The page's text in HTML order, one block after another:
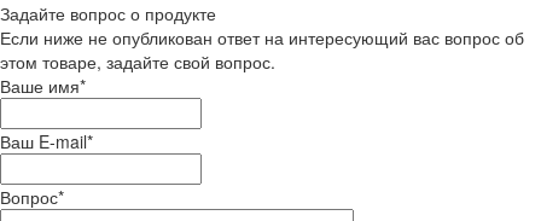
Задайте вопрос о продукте
Если ниже не опубликован ответ на интересующий вас вопрос об
этом товаре, задайте свой вопрос.
Ваше имя*
Ваш E-mail*
Вопрос*